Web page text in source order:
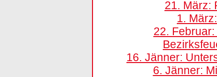
21. März:
1.
22.
16. Jänner:
6. Jänner: